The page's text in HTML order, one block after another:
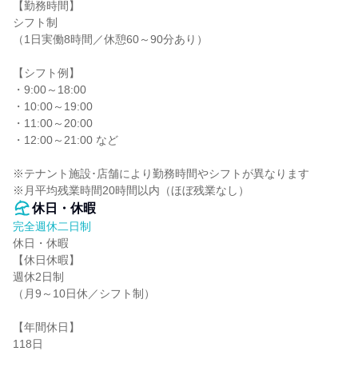
【勤務時間】
シフト制
（1日実働8時間／休憩60～90分あり）
【シフト例】
・9:00～18:00
・10:00～19:00
・11:00～20:00
・12:00～21:00 など
※テナント施設･店舗により勤務時間やシフトが異なります
※月平均残業時間20時間以内（ほぼ残業なし）
休日・休暇
完全週休二日制
休日・休暇
【休日休暇】
週休2日制
（月9～10日休／シフト制）
【年間休日】
118日